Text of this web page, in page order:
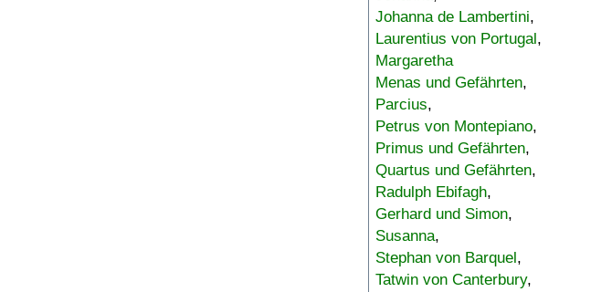
Johanna de Lambertini,
Laurentius von Portugal,
Margaretha
Menas und Gefährten,
Parcius,
Petrus von Montepiano,
Primus und Gefährten,
Quartus und Gefährten,
Radulph Ebifagh,
Gerhard und Simon,
Susanna,
Stephan von Barquel,
Tatwin von Canterbury,